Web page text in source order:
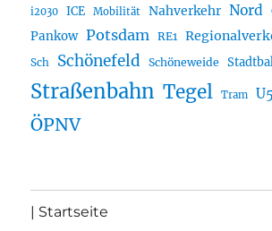
i2030 ICE Mobilität Nahverkehr Nord
Pankow Potsdam RE1
Sch Schönefeld Schöneweide
Straßenbahn Tegel Tram U5
ÖPNV
| Startseite